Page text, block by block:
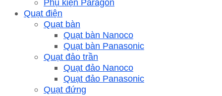
Phụ kiện Paragon
Quạt điện
Quạt bàn
Quạt bàn Nanoco
Quạt bàn Panasonic
Quạt đảo trần
Quạt đảo Nanoco
Quạt đảo Panasonic
Quạt đứng